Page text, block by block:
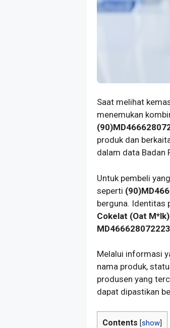
Saat melihat
menemukan
produk dan
dalam data Badan
Untuk pembeli
seperti
berguna. Identitas
Cokelat (Oat M*lk)
MD466628072223
Melalui informasi
nama produk,
produsen yang
dapat dipastikan
Contents [show